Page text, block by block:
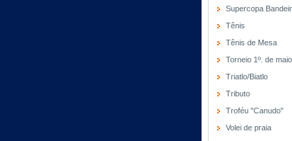
Supercopa
Tênis
Tênis de Mesa
Torneio 1º. de maio
Triatlo/Biatlo
Tributo
Troféu "Canudo"
Volei de praia